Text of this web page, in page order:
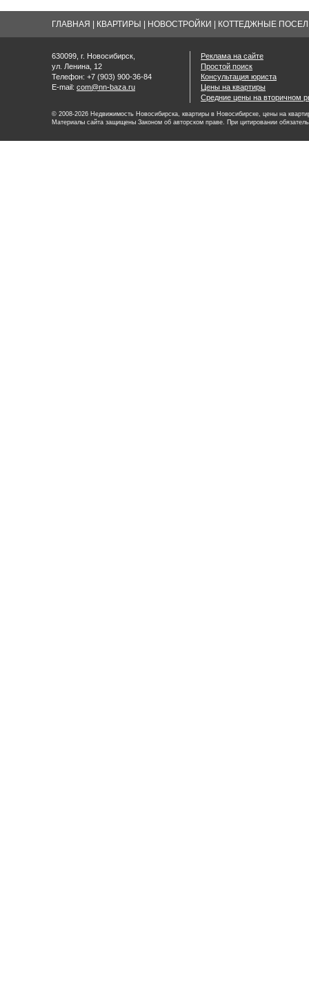
ГЛАВНАЯ КВАРТИРЫ НОВОСТРОЙКИ КОТТЕДЖНЫЕ
630099, г. Новосибирск,
ул. Ленина, 12
Телефон: +7 (903) 900-36-84
E-mail: com@nn-baza.ru
Реклама на сайте
Простой поиск
Консультация юриста
Цены на квартиры
Средние цены на вторичном
© 2008-2026 Недвижимость Новосибирска, квартиры в Новосибирске, цены на
Материалы сайта защищены Законом об авторском праве. При цитировании